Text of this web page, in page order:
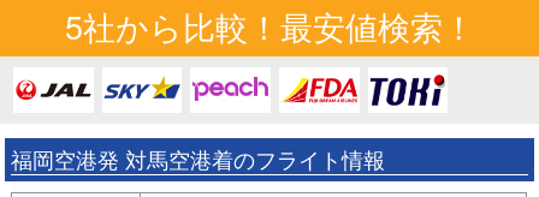
5社から比較！最安値検索！
福岡空港発 対馬空港着のフライト情報